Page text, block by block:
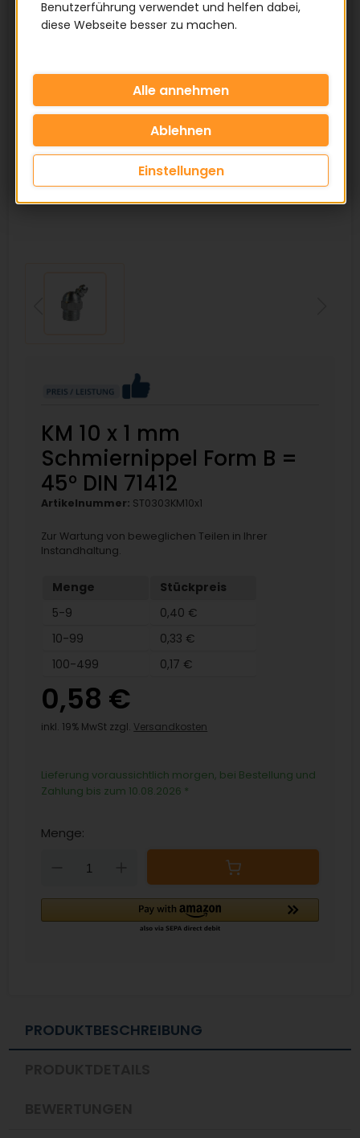
KM 10 x 1 mm
Schmiernippel Form B =
45° DIN 71412
Artikelnummer: ST0303KM10x1
Zur Wartung von beweglichen Teilen in Ihrer
Instandhaltung.
Menge
Stückpreis
5-9
0,40 €
10-99
0,33 €
100-499
0,17 €
0,58 €
inkl. 19% MwSt zzgl. Versandkosten
Lieferung voraussichtlich morgen, bei Bestellung und
Zahlung bis zum 10.08.2026 *
Menge:
Down
PRODUKTBESCHREIBUNG
Benutzerführung verwendet und helfen dabei,
diese Webseite besser zu machen.
Einstellungen